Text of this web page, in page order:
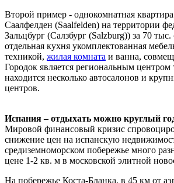
Второй пример - однокомнатная
Саалфелден (Saalfelden) на территории
Зальцбург (Салзбург (Salzburg)) за 70
отдельная кухня укомплектованная
техникой, жилая комната и ванна,
Городок является региональным
находится несколько автосалонов и
центров.
Испания – отдыхать можно круглый
Мировой финансовый кризис
снижение цен на испанскую
средиземноморском побережье много
цене 1-2 кв. м в московской элитной
На побережье Коста-Бланка, в 45 км от